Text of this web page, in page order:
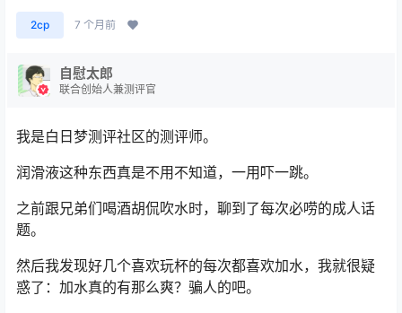
2cp 7 个月前
自慰太郎
联合创始人兼测评官
我是白日梦测评社区的测评师。
润滑液这种东西真是不用不知道，一用吓一跳。
之前跟兄弟们喝酒胡侃吹水时，聊到了每次必唠的成人话
题。
然后我发现好几个喜欢玩杯的每次都喜欢加水，我就很疑
惑了：加水真的有那么爽？骗人的吧。